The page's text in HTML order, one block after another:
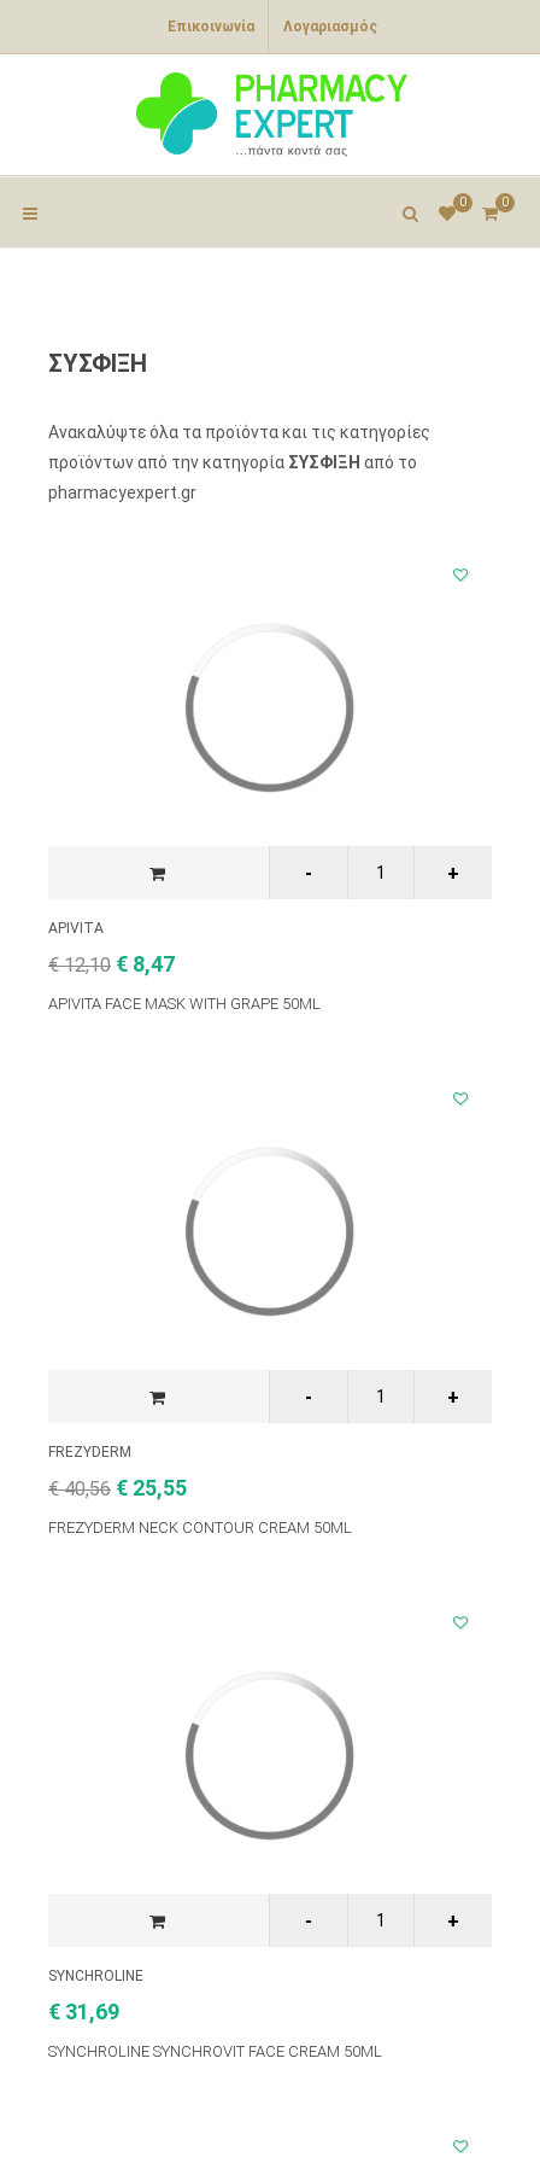
Επικοινωνία Λογαριασμός
0
0
ΣΥΣΦΙΞΗ
Ανακαλύψτε όλα τα προϊόντα και τις κατηγορίες
προϊόντων από την κατηγορία ΣΥΣΦΙΞΗ από το
pharmacyexpert.gr
APIVITA
€ 12,10 € 8,47
APIVITA FACE MASK WITH GRAPE 50ML
FREZYDERM
€ 40,56 € 25,55
FREZYDERM NECK CONTOUR CREAM 50ML
SYNCHROLINE
€ 31,69
SYNCHROLINE SYNCHROVIT FACE CREAM 50ML